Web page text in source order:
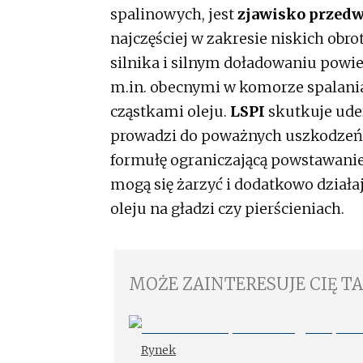
spalinowych, jestzjawisko
najczęściej w zakresie niskich
silnika i silnym doładowaniu
m.in. obecnymi w komorze
cząstkami oleju. LSPI skutkuje
prowadzi do poważnych
formułę ograniczającą
mogą się żarzyć i dodatkowo
oleju na gładzi czy pierścieniach.
MOŻE ZAINTERESUJE CIĘ
Rynek